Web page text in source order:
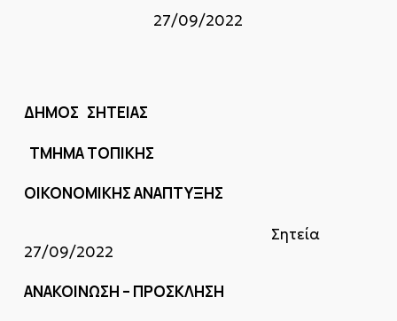
27/09/2022
ΔΗΜΟΣ ΣΗΤΕΙΑΣ
ΤΜΗΜΑ ΤΟΠΙΚΗΣ
ΟΙΚΟΝΟΜΙΚΗΣ ΑΝΑΠΤΥΞΗΣ
Σητεία
27/09/2022
ΑΝΑΚΟΙΝΩΣΗ – ΠΡΟΣΚΛΗΣΗ